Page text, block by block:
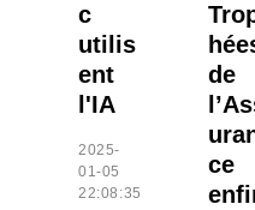
c
utilis
ent
l'IA
2025-
01-05
22:08:35
de
ce